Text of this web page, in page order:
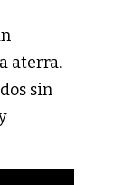
aterra.
sin